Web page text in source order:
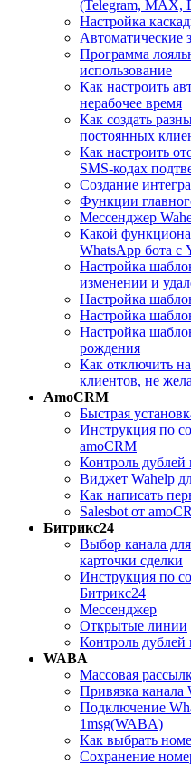
(Telegram, MAX,
Настройка
Автоматические
Программа
использование
Как настроить
нерабочее время
Как создать
постоянных
Как настроить
SMS-кодах
Создание
Функции
Мессенджер
Какой
WhatsApp бота с
Настройка
изменении и
Настройка
Настройка
Настройка
рождения
Как отключить
клиентов, не
AmoCRM
Быстрая
Инструкция по
amoCRM
Контроль дублей
Виджет Wahelp
Как написать
Salesbot от
Битрикс24
Выбор канала
карточки сделки
Инструкция по
Битрикс24
Мессенджер
Открытые линии
Контроль
WABA
Массовая
Привязка канала
Подключение
1msg(WABA)
Как выбрать
Сохранение